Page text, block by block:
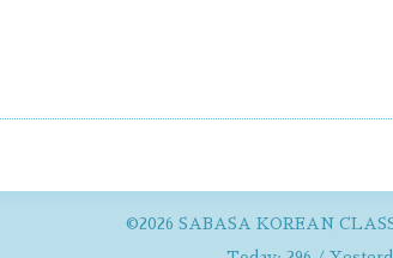
©2026 SABASA KOREAN